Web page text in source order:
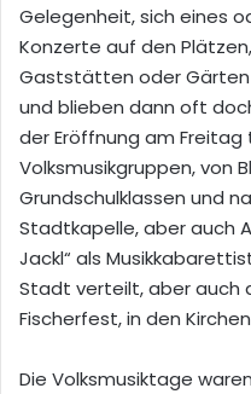
Gelegenheit, sich eines
Konzerte auf den
Gaststätten oder
und blieben dann oft
der Eröffnung am
Volksmusikgruppen, von
Grundschulklassen und
Stadtkapelle, aber auch
Jackl“ als
Stadt verteilt, aber auch
Fischerfest, in den
Die Volksmusiktage